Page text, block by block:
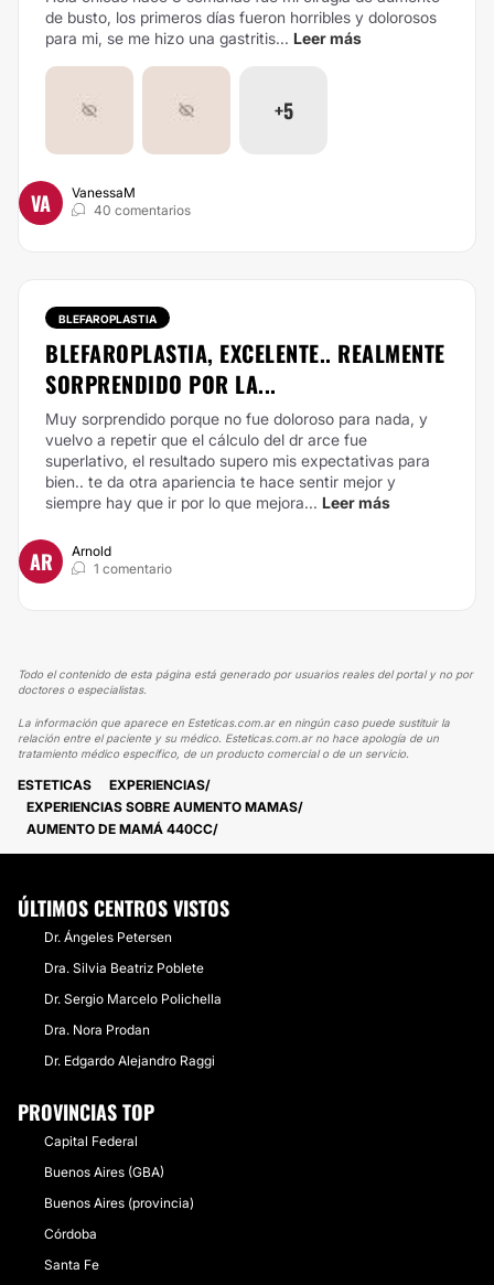
de busto, los primeros días fueron horribles y dolorosos
para mi, se me hizo una gastritis... Leer más
+5
VA
VanessaM
40 comentarios
BLEFAROPLASTIA
BLEFAROPLASTIA, EXCELENTE.. REALMENTE
SORPRENDIDO POR LA...
Muy sorprendido porque no fue doloroso para nada, y
vuelvo a repetir que el cálculo del dr arce fue
superlativo, el resultado supero mis expectativas para
bien.. te da otra apariencia te hace sentir mejor y
siempre hay que ir por lo que mejora... Leer más
AR
Arnold
1 comentario
Todo el contenido de esta página está generado por usuarios reales del portal y no por
doctores o especialistas.
La información que aparece en Esteticas.com.ar en ningún caso puede sustituir la
relación entre el paciente y su médico. Esteticas.com.ar no hace apología de un
tratamiento médico específico, de un producto comercial o de un servicio.
ESTETICAS
EXPERIENCIAS
EXPERIENCIAS SOBRE AUMENTO MAMAS
AUMENTO DE MAMÁ 440CC
ÚLTIMOS CENTROS VISTOS
Dr. Ángeles Petersen
Dra. Silvia Beatriz Poblete
Dr. Sergio Marcelo Polichella
Dra. Nora Prodan
Dr. Edgardo Alejandro Raggi
PROVINCIAS TOP
Capital Federal
Buenos Aires (GBA)
Buenos Aires (provincia)
Córdoba
Santa Fe